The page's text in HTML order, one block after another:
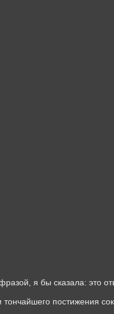
я бы сказала: это
постижения